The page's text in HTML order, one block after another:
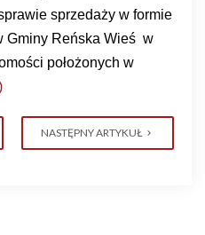
sprzedaży w formie
Gminy Reńska Wieś w
położonych w
NASTĘPNY ARTYKUŁ